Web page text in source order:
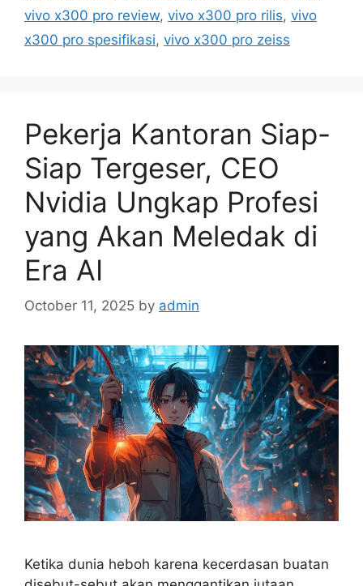
vivo x300 pro review, vivo x300 pro rilis, vivo
x300 pro spesifikasi, vivo x300 pro zeiss
Pekerja Kantoran Siap-
Siap Tergeser, CEO
Nvidia Ungkap Profesi
yang Akan Meledak di
Era AI
October 11, 2025 by admin
Ketika dunia heboh karena kecerdasan buatan